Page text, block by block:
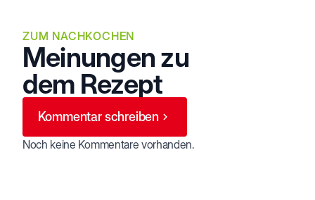
ZUM NACHKOCHEN
Meinungen zu
dem Rezept
Kommentar schreiben
Noch keine Kommentare vorhanden.